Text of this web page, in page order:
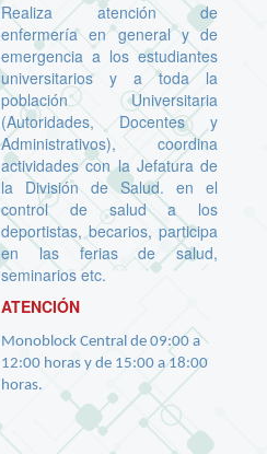
Realiza atención de
enfermería en general y de
emergencia a los estudiantes
universitarios y a toda la
población Universitaria
(Autoridades, Docentes y
Administrativos), coordina
actividades con la Jefatura de
la División de Salud. en el
control de salud a los
deportistas, becarios, participa
en las ferias de salud,
seminarios etc.
ATENCIÓN
Monoblock Central de 09:00 a
12:00 horas y de 15:00 a 18:00
horas.